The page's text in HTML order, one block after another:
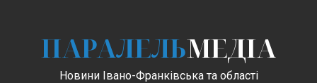
ПАРАЛЕЛЬМЕДІА
Новини Івано-Франківська та області